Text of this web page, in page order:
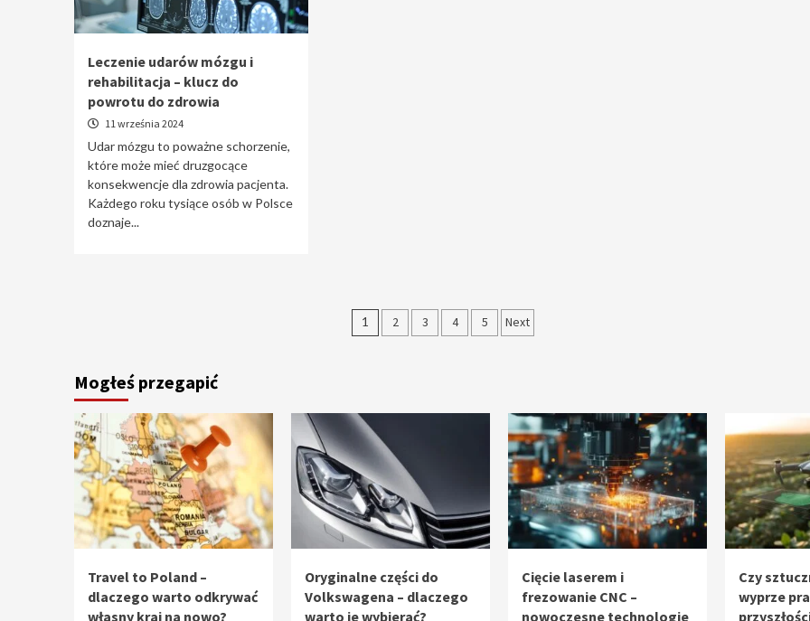
Leczenie udarów mózgu i
rehabilitacja – klucz do
powrotu do zdrowia
11 września 2024
Udar mózgu to poważne schorzenie,
które może mieć druzgocące
konsekwencje dla zdrowia pacjenta.
Każdego roku tysiące osób w Polsce
doznaje...
Stronicowanie
1 2 3 4 5 Next
Mogłeś przegapić
Travel to Poland –
dlaczego warto odkrywać
własny kraj na nowo?
Oryginalne części do
Volkswagena – dlaczego
warto je wybierać?
Cięcie laserem i
frezowanie CNC –
nowoczesne technologie
Czy
wyprze